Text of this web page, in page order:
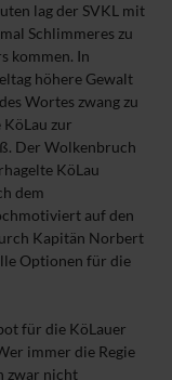
lag der SVKL mit
Schlimmeres zu
kommen. In
höhere Gewalt
Wortes zwang zu
zur
Der Wolkenbruch
KöLau
dem
auf den
Kapitän Norbert
Optionen für die
für die KöLauer
immer die Regie
zwar nicht